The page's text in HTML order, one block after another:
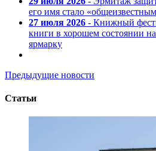
его имя стало
27 июля 2026 - Книжный
книги в хорошем состоянии
ярмарку
Предыдущие новости
Статьи